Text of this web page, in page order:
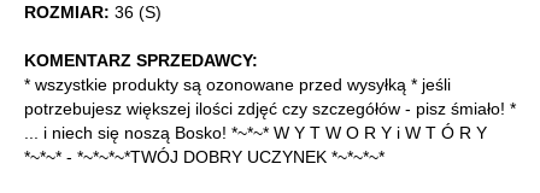
ROZMIAR: 36 (S)
KOMENTARZ SPRZEDAWCY:
* wszystkie produkty są ozonowane przed wysyłką * jeśli
potrzebujesz większej ilości zdjęć czy szczegółów - pisz śmiało! *
... i niech się noszą Bosko! *~*~* W Y T W O R Y i W T Ó R Y
*~*~* - *~*~*~*TWÓJ DOBRY UCZYNEK *~*~*~*